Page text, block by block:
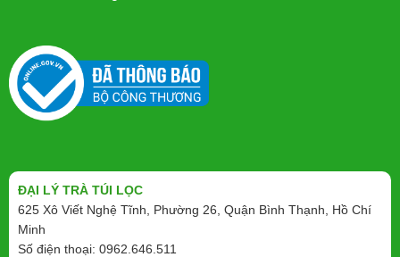
ĐẠI LÝ TRÀ TÚI LỌC
625 Xô Viết Nghệ Tĩnh, Phường 26, Quận Bình Thạnh, Hồ Chí
Minh
Số điện thoại: 0962.646.511